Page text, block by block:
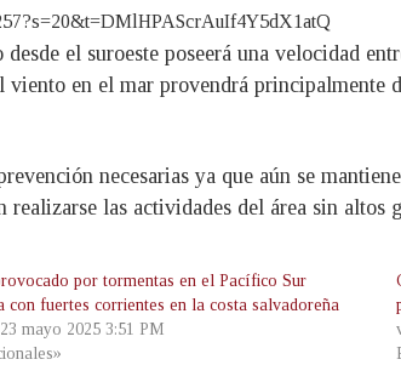
el suroeste poseerá una velocidad
en el mar provendrá principalmente
necesarias ya que aún se
realizarse las actividades del área sin altos
por tormentas en el Pacífico Sur
con fuertes corrientes en la costa salvadoreña
mayo 2025 3:51 PM